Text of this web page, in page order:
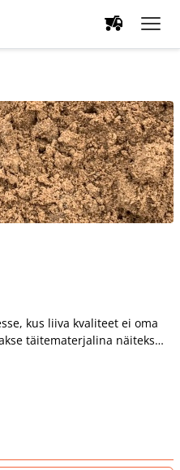
kus liiva kvaliteet ei oma
täitematerjalina näiteks
Täiteliiv sobib hästi